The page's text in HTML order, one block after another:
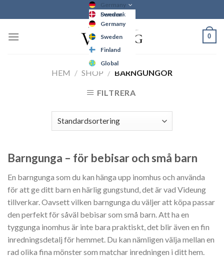
to
Germany
Sweden
Finland
Global
Denmark
Denmark
Germany
Sweden
Finland
Global
0
HEM / SHOP / BARNGUNGOR
FILTRERA
Barngunga – för bebisar och små barn
En barngunga som du kan hänga upp inomhus och använda
för att ge ditt barn en härlig gungstund, det är vad Videung
tillverkar. Oavsett vilken barngunga du väljer att köpa passar
den perfekt för såväl bebisar som små barn. Att ha en
tyggunga inomhus är inte bara praktiskt, det blir även en fin
inredningsdetalj för hemmet. Du kan nämligen välja mellan en
rad olika fina mönster som matchar inredningen i ditt hem.